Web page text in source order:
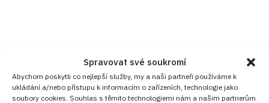
Spravovat své soukromí
Abychom poskytli co nejlepší služby, my a naši partneři používáme k
ukládání a/nebo přístupu k informacím o zařízeních, technologie jako
soubory cookies. Souhlas s těmito technologiemi nám a našim partnerům